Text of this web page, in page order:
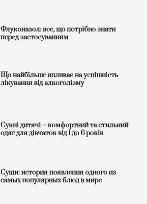
Флуконазол: все, що потрібно знати
перед застосуванням
Що найбільше впливає на успішність
лікування від алкоголізму
Сукні дитячі – комфортний та стильний
одяг для дівчаток від 1 до 6 років
Суши: история появления одного из
самых популярных блюд в мире